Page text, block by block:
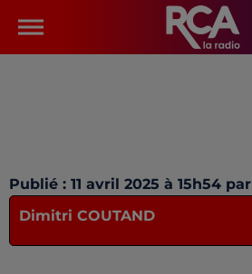
Publié : 11 avril 2025 à 15h54 par
Dimitri COUTAND